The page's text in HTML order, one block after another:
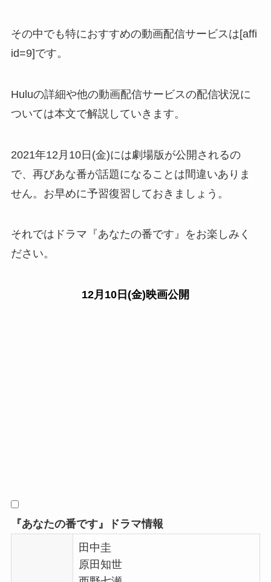
その中でも特におすすめの動画配信サービスは[affi
id=9]です。
Huluの詳細や他の動画配信サービスの配信状況に
ついては本文で解説していきます。
2021年12月10日(金)には劇場版が公開されるの
で、再びあな番が話題になることは間違いありま
せん。お早めに予習復習しておきましょう。
それではドラマ『あなたの番です』をお楽しみく
ださい。
12月10日(金)映画公開
『あなたの番です』ドラマ情報
田中圭
原田知世